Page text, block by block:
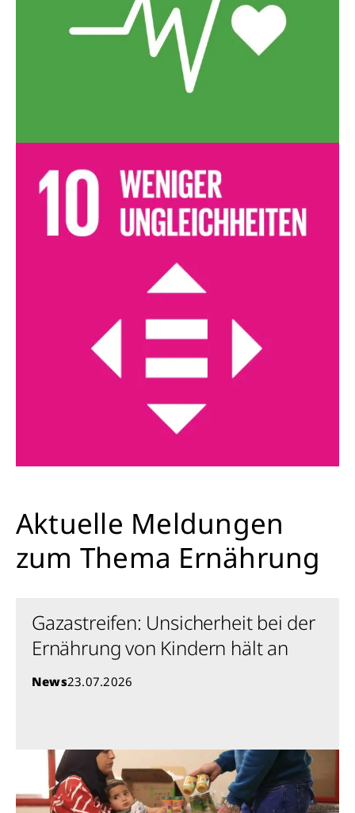
Aktuelle Meldungen
zum Thema Ernährung
Gazastreifen: Unsicherheit bei der
Ernährung von Kindern hält an
News23.07.2026